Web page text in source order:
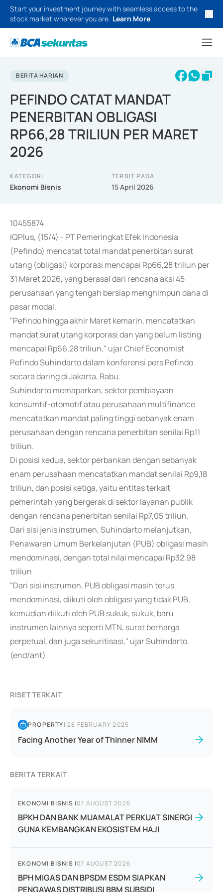
Start your investment journey with seamless access to the
stock market wherever you are. Learn More
BERITA HARIAN
PEFINDO CATAT MANDAT
PENERBITAN OBLIGASI
RP66,28 TRILIUN PER MARET
2026
KATEGORI
Ekonomi Bisnis
TERBIT PADA
15 April 2026
10455874
IQPlus, (15/4) - PT Pemeringkat Efek Indonesia
(Pefindo) mencatat total mandat penerbitan surat
utang (obligasi) korporasi mencapai Rp66,28 triliun per
31 Maret 2026, yang berasal dari rencana aksi 45
perusahaan yang tengah bersiap menghimpun dana di
pasar modal.
"Pefindo hingga akhir Maret kemarin, mencatatkan
mandat surat utang korporasi dan yang belum listing
mencapai Rp66,28 triliun," ujar Chief Economist
Pefindo Suhindarto dalam konferensi pers Pefindo
secara daring di Jakarta, Rabu.
Suhindarto memaparkan, sektor pembiayaan
konsumtif-otomotif atau perusahaan multifinance
mencatatkan mandat paling tinggi sebanyak enam
perusahaan dengan rencana penerbitan senilai Rp11
triliun.
Di posisi kedua, sektor perbankan dengan sebanyak
enam perusahaan mencatatkan mandat senilai Rp9,18
triliun, dan posisi ketiga, yaitu entitas terkait
pemerintah yang bergerak di sektor layanan publik
dengan rencana penerbitan senilai Rp7,05 triliun.
Dari sisi jenis instrumen, Suhindarto melanjutkan,
Penawaran Umum Berkelanjutan (PUB) obligasi masih
mendominasi, dengan total nilai mencapai Rp32,98
triliun
"Dari sisi instrumen, PUB obligasi masih terus
mendominasi, diikuti oleh obligasi yang tidak PUB,
kemudian diikuti oleh PUB sukuk, sukuk, baru
instrumen lainnya seperti MTN, surat berharga
perpetual, dan juga sekuritisasi," ujar Suhindarto.
(end/ant)
RISET TERKAIT
PROPERTY|28 FEBRUARY 2025
Facing Another Year of Thinner NIMM
BERITA TERKAIT
EKONOMI BISNIS |07 AUGUST 2026
BPKH DAN BANK MUAMALAT PERKUAT SINERGI
GUNA KEMBANGKAN EKOSISTEM HAJI
EKONOMI BISNIS |07 AUGUST 2026
BPH MIGAS DAN BPSDM ESDM SIAPKAN
PENGAWAS DISTRIBUSI BBM SUBSIDI